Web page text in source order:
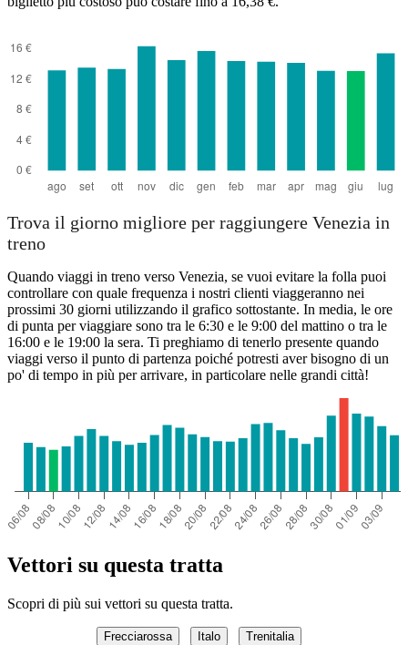
Trova il giorno migliore per raggiungere Venezia in
treno
Quando viaggi in treno verso Venezia, se vuoi evitare la folla puoi
controllare con quale frequenza i nostri clienti viaggeranno nei
prossimi 30 giorni utilizzando il grafico sottostante. In media, le ore
di punta per viaggiare sono tra le 6:30 e le 9:00 del mattino o tra le
16:00 e le 19:00 la sera. Ti preghiamo di tenerlo presente quando
viaggi verso il punto di partenza poiché potresti aver bisogno di un
po' di tempo in più per arrivare, in particolare nelle grandi città!
Vettori su questa tratta
Scopri di più sui vettori su questa tratta.
Frecciarossa Italo Trenitalia